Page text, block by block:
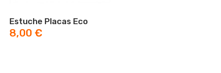
Estuche Placas Eco
Prix
8,00 €